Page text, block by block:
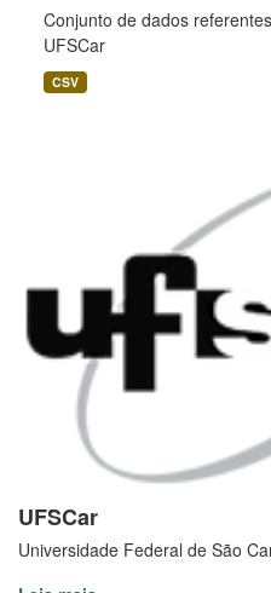
UFSCar
Universidade Federal de São
Conjunto de dados
UFSCar
CSV